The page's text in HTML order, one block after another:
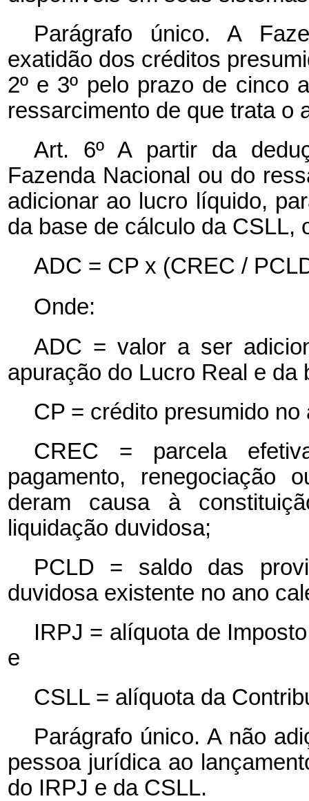
Parágrafo único. A
exatidão dos créditos
2º e 3º pelo prazo de cinco
ressarcimento de que trata o
Art. 6º A partir da
Fazenda Nacional ou do
adicionar ao lucro líquido,
da base de cálculo da CSLL,
ADC = CP x (CREC /
Onde:
ADC = valor a ser
apuração do Lucro Real e da
CP = crédito presumido
CREC = parcela
pagamento, renegociação
deram causa à
liquidação duvidosa;
PCLD = saldo das
duvidosa existente no ano
IRPJ = alíquota de
e
CSLL = alíquota da
Parágrafo único. A não
pessoa jurídica ao
do IRPJ e da CSLL.